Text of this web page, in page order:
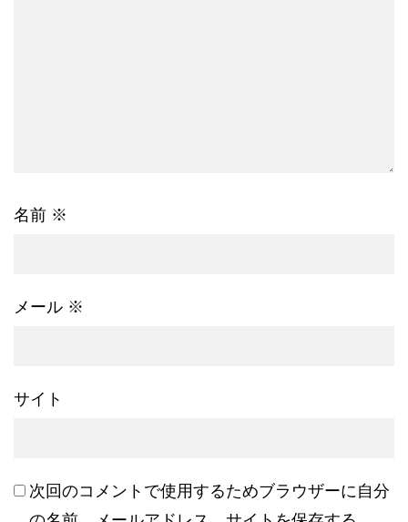
名前 ※
メール ※
サイト
次回のコメントで使用するためブラウザーに自分